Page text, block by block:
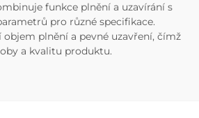
funkce plnění a uzavírání s
pro různé specifikace.
plnění a pevné uzavření, čímž
a kvalitu produktu.